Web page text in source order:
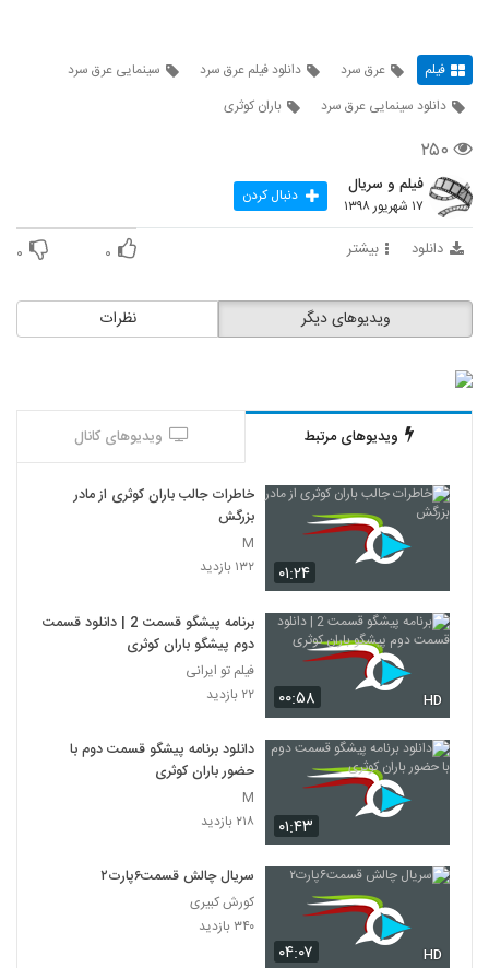
فیلم عرق سرد دانلود فیلم عرق سرد
سینمایی عرق سرد
دانلود سینمایی عرق سرد
باران کوثری
۲۵۰
فیلم و سریال
۱۷ شهریور ۱۳۹۸ دنبال کردن
دانلود بیشتر ۰ ۰
نظرات ویدیوهای دیگر
ویدیوهای مرتبط ویدیوهای کانال
۰۱:۲۴
خاطرات جالب باران کوثری از مادر
بزرگش
M
۱۳۲ بازدید
۰۰:۵۸ HD
برنامه پیشگو قسمت 2 | دانلود قسمت
دوم پیشگو باران کوثری
فیلم تو ایرانی
۲۲ بازدید
۰۱:۴۳
دانلود برنامه پیشگو قسمت دوم با
حضور باران کوثری
M
۲۱۸ بازدید
۰۴:۰۷ HD
سریال چالش قسمت۶پارت۲
کورش کبیری
۳۴۰ بازدید